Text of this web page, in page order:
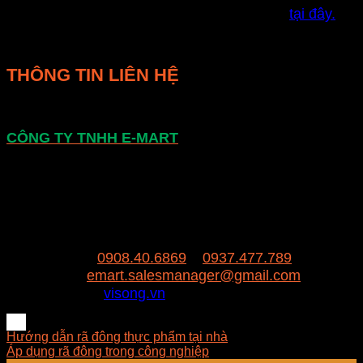
tại đây.
THÔNG TIN LIÊN HỆ
CÔNG TY TNHH E-MART
0908.40.6869
0937.477.789
emart.salesmanager@gmail.com
visong.vn
Hướng dẫn rã đông thực phẩm tại nhà
Áp dụng rã đông trong công nghiệp